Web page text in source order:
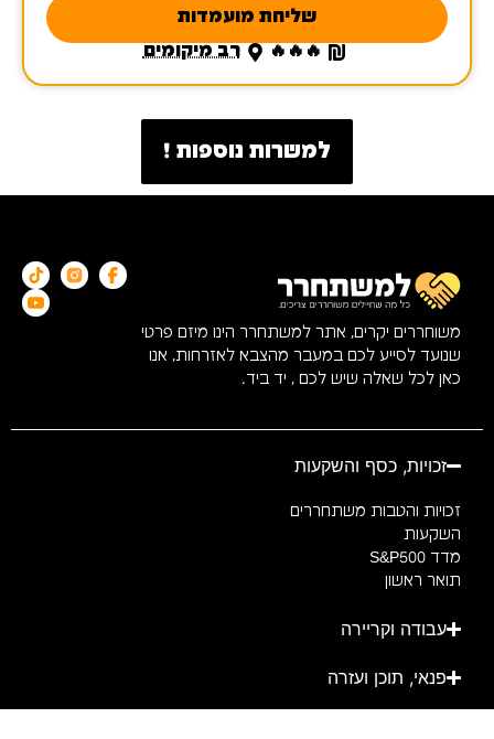
שליחת מועמדות
🔥🔥🔥
רב מיקומים
למשרות נוספות !
משוחררים יקרים, אתר למשתחרר הינו מיזם פרטי
שנועד לסייע לכם במעבר מהצבא לאזרחות, אנו
כאן לכל שאלה שיש לכם , יד ביד.
זכויות, כסף והשקעות
זכויות והטבות משתחררים
השקעות
מדד S&P500
תואר ראשון
עבודה וקריירה
פנאי, תוכן ועזרה